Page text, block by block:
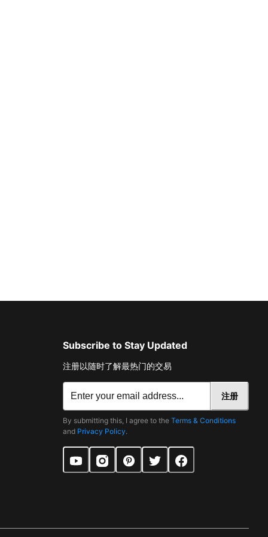
Subscribe to Stay Updated
注册以随时了解最热门的交易
注册
By submitting this, I agree to the Terms & Conditions
and Privacy Policy.